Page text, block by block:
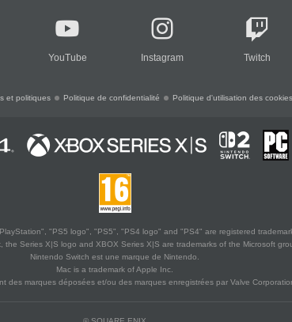
YouTube Instagram Twitch
et politiques Politique de confidentialité Politique d'utilisation des cookies
"PS5 logo", "PS5", "PS4 logo" and "PS4" are registered
the Series X|S logo and XBOX Series X|S are trademarks of the Microsoft
Nintendo Switch est une marque de Nintendo.
Mac is a trademark of Apple Inc.
des marques déposées et/ou des marques enregistrées par Valve